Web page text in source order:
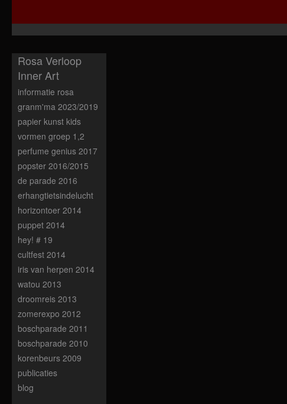
Rosa Verloop
Inner Art
informatie rosa
granm'ma 2023/2019
papier kunst kids
vormen groep 1,2
perfume genius 2017
popster 2016/2015
de parade 2016
erhangtietsindelucht
horizontoer 2014
puppet 2014
hey! # 19
cultfest 2014
iris van herpen 2014
watou 2013
droomreis 2013
zomerexpo 2012
boschparade 2011
boschparade 2010
korenbeurs 2009
publicaties
blog